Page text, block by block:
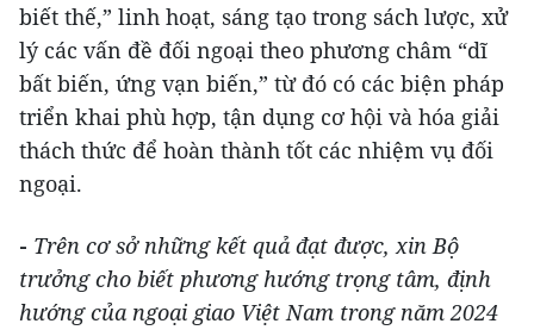
biết thế,” linh hoạt, sáng tạo trong sách lược, xử
lý các vấn đề đối ngoại theo phương châm “dĩ
bất biến, ứng vạn biến,” từ đó có các biện pháp
triển khai phù hợp, tận dụng cơ hội và hóa giải
thách thức để hoàn thành tốt các nhiệm vụ đối
ngoại.
- Trên cơ sở những kết quả đạt được, xin Bộ
trưởng cho biết phương hướng trọng tâm, định
hướng của ngoại giao Việt Nam trong năm 2024